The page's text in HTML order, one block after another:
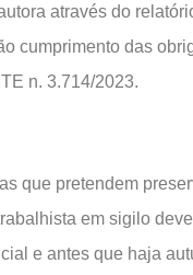
através do
cumprimento das
n. 3.714/2023.
que pretendem
em sigilo
e antes que haja